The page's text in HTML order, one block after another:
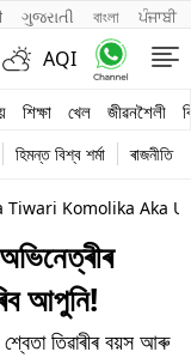
ગુજરાતી বাংলা ਪੰਜਾਬੀ
AQI
শিক্ষা খেল জীৱনশৈলী
হিমন্ত বিশ্ব শৰ্মা ৰাজনীতি
Tiwari Komolika Aka
আপুনি!
তিৱাৰীৰ বয়স আৰু